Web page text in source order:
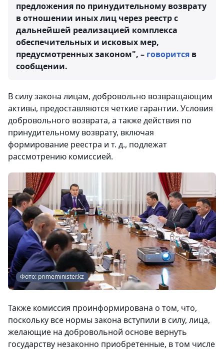
предложения по принудительному возврату
в отношении иных лиц через реестр с
дальнейшей реализацией комплекса
обеспечительных и исковых мер,
предусмотренных законом", – говорится в
сообщении.
В силу закона лицам, добровольно возвращающим
активы, предоставляются четкие гарантии. Условия
добровольного возврата, а также действия по
принудительному возврату, включая
формирование реестра и т. д., подлежат
рассмотрению комиссией.
Фото: primeminister.kz
Также комиссия проинформирована о том, что,
поскольку все нормы закона вступили в силу, лица,
желающие на добровольной основе вернуть
государству незаконно приобретенные, в том числе